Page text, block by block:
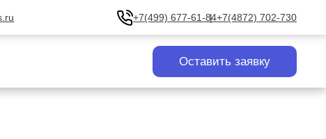
+7(499) 677-61-84+7(4872) 702-730
Оставить заявку